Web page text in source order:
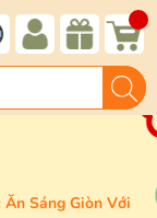
Ăn Sáng Giòn Với